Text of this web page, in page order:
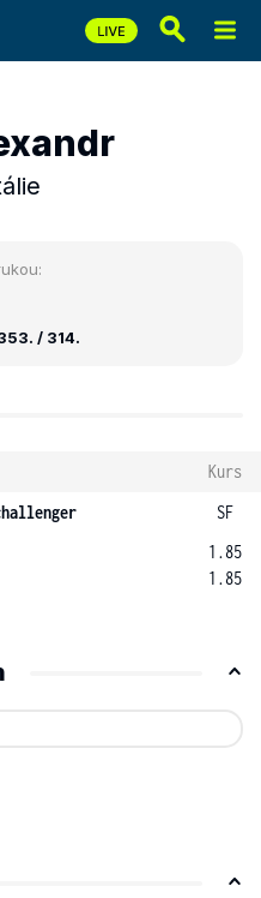
/ 314.
Kurs
SF
1.85
1.85